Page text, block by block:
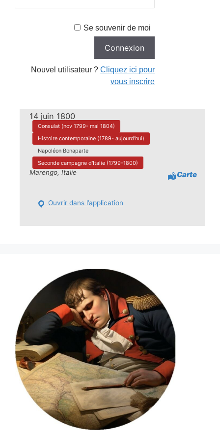
Se souvenir de moi
Nouvel utilisateur ?Cliquez ici pour
vous inscrire
14 juin 1800
Consulat (nov 1799- mai 1804)
Histoire contemporaine (1789- aujourd'hui)
Napoléon Bonaparte
Seconde campagne d'Italie (1799-1800)
Marengo, Italie Carte
Ouvrir dans l’application